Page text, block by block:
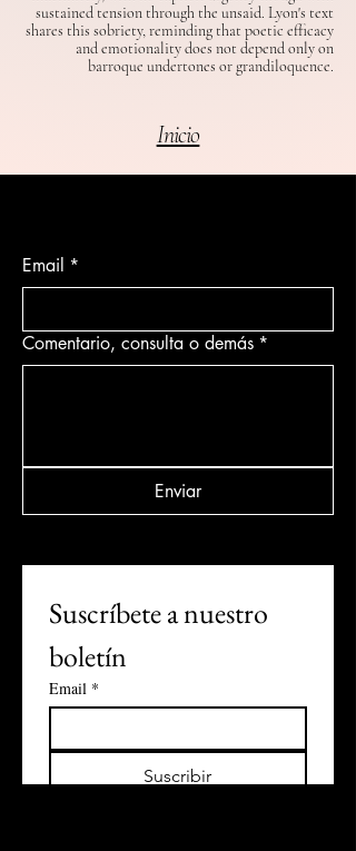
sustained tension through the unsaid. Lyon's text
shares this sobriety, reminding that poetic efficacy
and emotionality does not depend only on
barroque undertones or grandiloquence.
Inicio
Email *
Comentario, consulta o demás *
Enviar
Suscríbete a nuestro
boletín
Email *
Suscribir